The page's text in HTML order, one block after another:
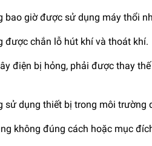
bao giờ được sử dụng máy thổi
được chắn lỗ hút khí và thoát khí.
điện bị hỏng, phải được thay
sử dụng thiết bị trong môi trường
không đúng cách hoặc mục